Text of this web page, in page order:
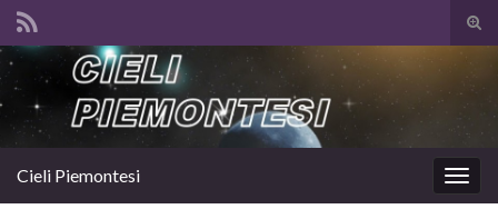
il
Search for:
la
Cieli Piemontesi